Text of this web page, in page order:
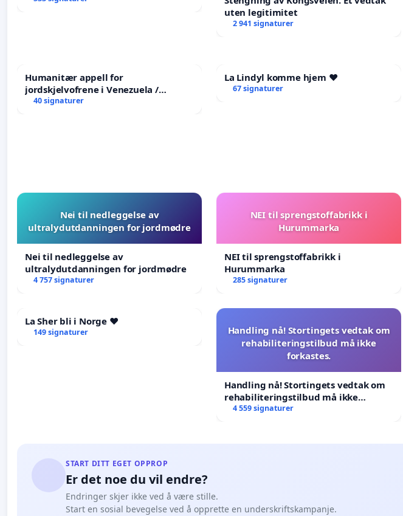
uten legitimitet
2 941 signaturer
Humanitær appell for
jordskjelvofrene i Venezuela /
Humanitarian Appeal for the
40 signaturer
La Lindyl komme hjem ❤️
67 signaturer
Nei til nedleggelse av
ultralydutdanningen for jordmødre
Nei til nedleggelse av
ultralydutdanningen for jordmødre
4 757 signaturer
NEI til sprengstoffabrikk i
Hurummarka
NEI til sprengstoffabrikk i
Hurummarka
285 signaturer
La Sher bli i Norge ❤️
149 signaturer
Handling nå! Stortingets vedtak om
rehabiliteringstilbud må ikke
forkastes.
Handling nå! Stortingets vedtak om
rehabiliteringstilbud må ikke
forkastes.
4 559 signaturer
START DITT EGET OPPROP
Er det noe du vil endre?
Endringer skjer ikke ved å være stille.
Start en sosial bevegelse ved å opprette en underskriftskampanje.